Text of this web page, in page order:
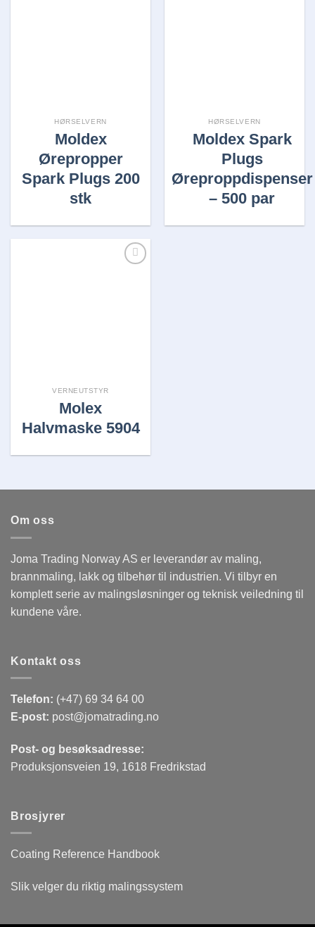
HØRSELVERN
Moldex
Ørepropper
Spark Plugs 200
stk
HØRSELVERN
Moldex Spark
Plugs
Øreproppdispenser
– 500 par
VERNEUTSTYR
Molex
Halvmaske 5904
Om oss
Joma Trading Norway AS er leverandør av maling,
brannmaling, lakk og tilbehør til industrien. Vi tilbyr en
komplett serie av malingsløsninger og teknisk veiledning til
kundene våre.
Kontakt oss
Telefon: (+47) 69 34 64 00
E-post: post@jomatrading.no
Post- og besøksadresse:
Produksjonsveien 19, 1618 Fredrikstad
Brosjyrer
Coating Reference Handbook
Slik velger du riktig malingssystem